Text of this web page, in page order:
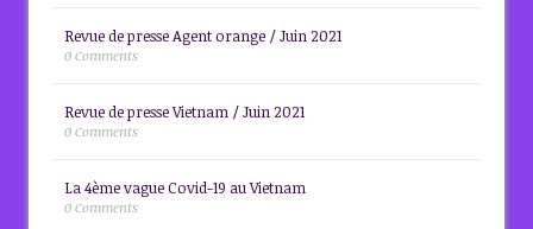
Revue de presse Agent orange / Juin 2021
0 Comments
Revue de presse Vietnam / Juin 2021
0 Comments
La 4ème vague Covid-19 au Vietnam
0 Comments